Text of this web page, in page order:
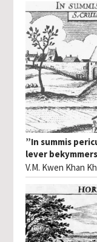
”In summis
lever
V.M. Kwen Khan